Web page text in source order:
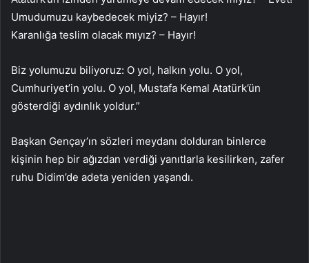
Umudumuzu kaybedecek miyiz? – Hayır!
Karanlığa teslim olacak mıyız? – Hayır!
Biz yolumuzu biliyoruz: O yol, halkın yolu. O yol,
Cumhuriyet’in yolu. O yol, Mustafa Kemal Atatürk’ün
gösterdiği aydınlık yoldur.”
Başkan Gençay’ın sözleri meydanı dolduran binlerce
kişinin hep bir ağızdan verdiği yanıtlarla kesilirken, zafer
ruhu Didim’de adeta yeniden yaşandı.